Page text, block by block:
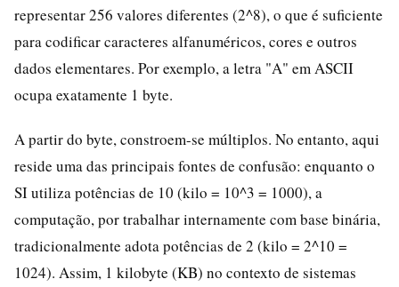
representar 256 valores diferentes (2^8), o que é suficiente
para codificar caracteres alfanuméricos, cores e outros
dados elementares. Por exemplo, a letra "A" em ASCII
ocupa exatamente 1 byte.
A partir do byte, constroem-se múltiplos. No entanto, aqui
reside uma das principais fontes de confusão: enquanto o
SI utiliza potências de 10 (kilo = 10^3 = 1000), a
computação, por trabalhar internamente com base binária,
tradicionalmente adota potências de 2 (kilo = 2^10 =
1024). Assim, 1 kilobyte (KB) no contexto de sistemas